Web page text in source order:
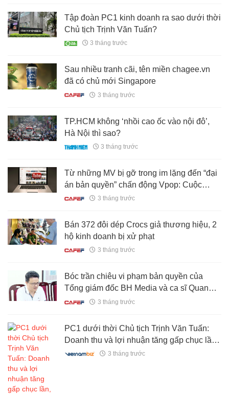
Tập đoàn PC1 kinh doanh ra sao dưới thời
Chủ tịch Trịnh Văn Tuấn?
3 tháng trước
Sau nhiều tranh cãi, tên miền chagee.vn
đã có chủ mới Singapore
3 tháng trước
TP.HCM không ‘nhồi cao ốc vào nội đô’,
Hà Nội thì sao?
3 tháng trước
Từ những MV bị gỡ trong im lặng đến “đại
án bản quyền” chấn động Vpop: Cuộc
chiến chống thất thoát nửa tỉ USD của nền
3 tháng trước
Bán 372 đôi dép Crocs giả thương hiệu, 2
hộ kinh doanh bị xử phạt
3 tháng trước
Bóc trần chiêu vi phạm bản quyền của
Tổng giám đốc BH Media và ca sĩ Quang
Lập
3 tháng trước
PC1 dưới thời Chủ tịch Trịnh Văn Tuấn:
Doanh thu và lợi nhuận tăng gấp chục lần,
mở rộng đa lĩnh vực
3 tháng trước